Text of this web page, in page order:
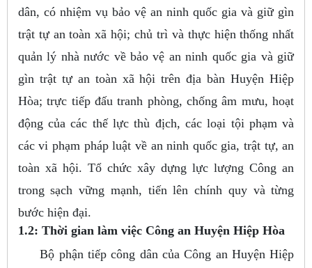
dân, có nhiệm vụ bảo vệ an ninh quốc gia và giữ gìn
trật tự an toàn xã hội; chủ trì và thực hiện thống nhất
quản lý nhà nước về bảo vệ an ninh quốc gia và giữ
gìn trật tự an toàn xã hội trên địa bàn Huyện Hiệp
Hòa; trực tiếp đấu tranh phòng, chống âm mưu, hoạt
động của các thế lực thù địch, các loại tội phạm và
các vi phạm pháp luật về an ninh quốc gia, trật tự, an
toàn xã hội. Tổ chức xây dựng lực lượng Công an
trong sạch vững mạnh, tiến lên chính quy và từng
bước hiện đại.
1.2: Thời gian làm việc Công an Huyện Hiệp Hòa
Bộ phận tiếp công dân của Công an Huyện Hiệp